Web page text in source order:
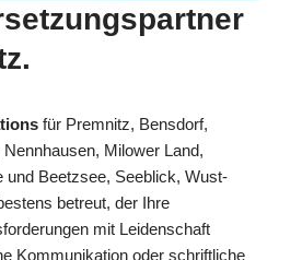
für Premnitz, Bensdorf,
Milower Land,
und Beetzsee, Seeblick, Wust-
betreut, der Ihre
mit Leidenschaft
Kommunikation oder schriftliche